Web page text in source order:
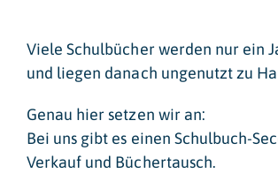
Viele Schulbücher werden nur ein
und liegen danach ungenutzt zu
Genau hier setzen wir an:
Bei uns gibt es einen Schulbuch-
Verkauf und Büchertausch.